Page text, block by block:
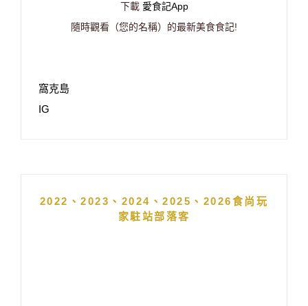
下載 愛食記App
隨時觀看（您的名稱）的最新美食食記!
窩克島
IG
2022、2023、2024、2025、2026食尚玩
家駐站部落客